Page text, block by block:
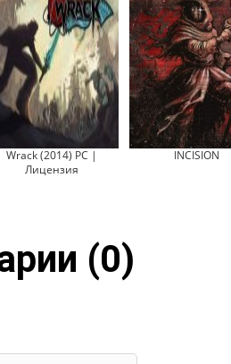
Wrack (2014) PC |
Лицензия
INCISION
(0)